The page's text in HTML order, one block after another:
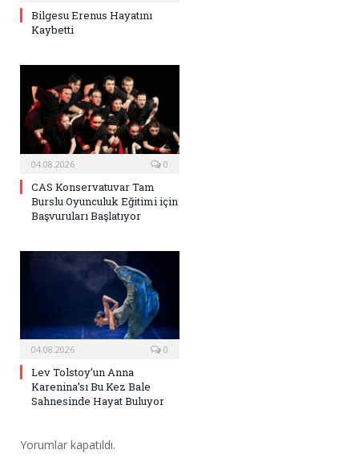
Bilgesu Erenus Hayatını
Kaybetti
04.08.2026 0
CAS Konservatuvar Tam
Burslu Oyunculuk Eğitimi için
Başvuruları Başlatıyor
04.08.2026 0
Lev Tolstoy’un Anna
Karenina’sı Bu Kez Bale
Sahnesinde Hayat Buluyor
Yorumlar kapatıldı.